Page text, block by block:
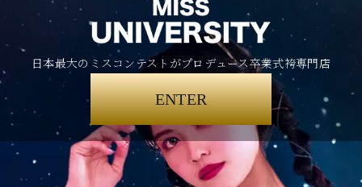
日本最大のミスコンテストがプロデュース卒業式袴専門店
ENTER